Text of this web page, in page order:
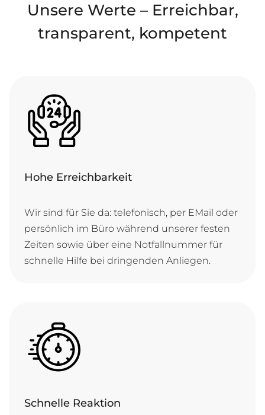
Unsere Werte – Erreichbar,
transparent, kompetent
Hohe Erreichbarkeit
Wir sind für Sie da: te­le­fo­nisch, per E­Mail o­der
per­sön­lich im Bü­ro wäh­rend un­se­rer fes­ten
Zei­ten so­wie ü­ber ei­ne Not­fall­num­mer für
schnel­le Hil­fe bei drin­gen­den Anliegen.
Schnelle Reaktion